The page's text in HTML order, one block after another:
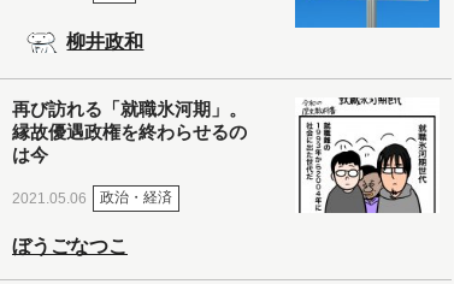
柳井政和
再び訪れる「就職氷河期」。
縁故優遇政権を終わらせるの
は今
2021.05.06 政治・経済
ぼうごなつこ